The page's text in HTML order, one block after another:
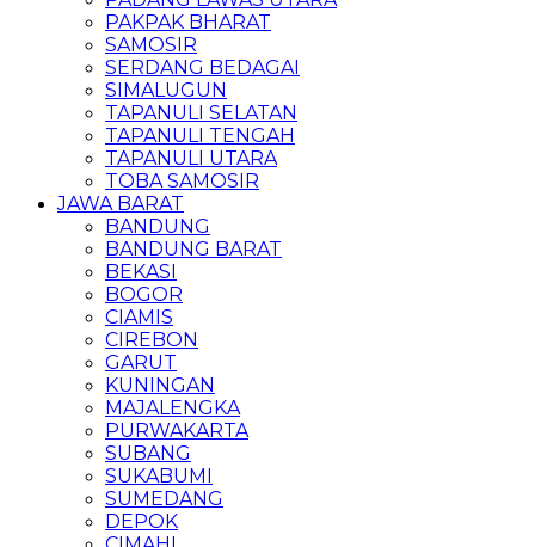
PAKPAK BHARAT
SAMOSIR
SERDANG BEDAGAI
SIMALUGUN
TAPANULI SELATAN
TAPANULI TENGAH
TAPANULI UTARA
TOBA SAMOSIR
JAWA BARAT
BANDUNG
BANDUNG BARAT
BEKASI
BOGOR
CIAMIS
CIREBON
GARUT
KUNINGAN
MAJALENGKA
PURWAKARTA
SUBANG
SUKABUMI
SUMEDANG
DEPOK